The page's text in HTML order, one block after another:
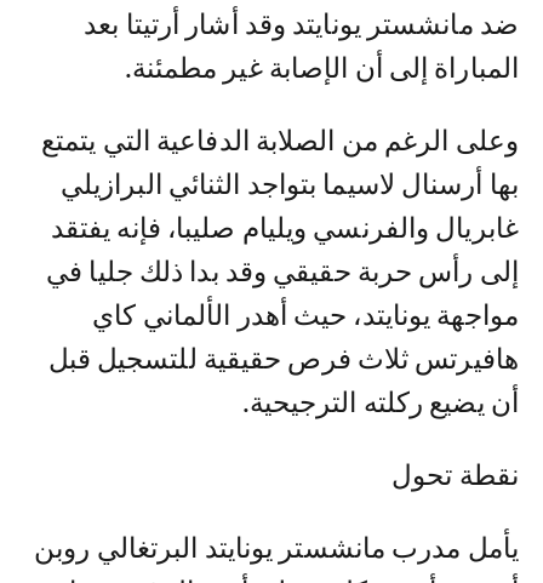
ضد مانشستر يونايتد وقد أشار أرتيتا بعد
المباراة إلى أن الإصابة غير مطمئنة.
وعلى الرغم من الصلابة الدفاعية التي يتمتع
بها أرسنال لاسيما بتواجد الثنائي البرازيلي
غابريال والفرنسي ويليام صليبا، فإنه يفتقد
إلى رأس حربة حقيقي وقد بدا ذلك جليا في
مواجهة يونايتد، حيث أهدر الألماني كاي
هافيرتس ثلاث فرص حقيقية للتسجيل قبل
أن يضيع ركلته الترجيحية.
نقطة تحول
يأمل مدرب مانشستر يونايتد البرتغالي روبن